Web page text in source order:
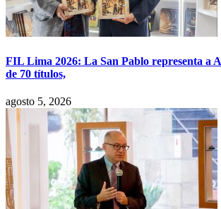
FIL Lima 2026: La San Pablo representa a
de 70 títulos,
agosto 5, 2026